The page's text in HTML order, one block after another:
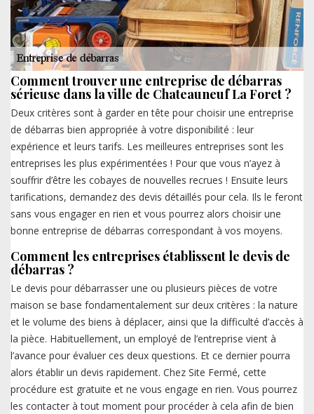
Comment trouver une entreprise de débarras
sérieuse dans la ville de Chateauneuf La Foret ?
Deux critères sont à garder en tête pour choisir une entreprise
de débarras bien appropriée à votre disponibilité : leur
expérience et leurs tarifs. Les meilleures entreprises sont les
entreprises les plus expérimentées ! Pour que vous n’ayez à
souffrir d’être les cobayes de nouvelles recrues ! Ensuite leurs
tarifications, demandez des devis détaillés pour cela. Ils le feront
sans vous engager en rien et vous pourrez alors choisir une
bonne entreprise de débarras correspondant à vos moyens.
Comment les entreprises établissent le devis de
débarras ?
Le devis pour débarrasser une ou plusieurs pièces de votre
maison se base fondamentalement sur deux critères : la nature
et le volume des biens à déplacer, ainsi que la difficulté d’accès à
la pièce. Habituellement, un employé de l’entreprise vient à
l’avance pour évaluer ces deux questions. Et ce dernier pourra
alors établir un devis rapidement. Chez Site Fermé, cette
procédure est gratuite et ne vous engage en rien. Vous pourrez
les contacter à tout moment pour procéder à cela afin de bien